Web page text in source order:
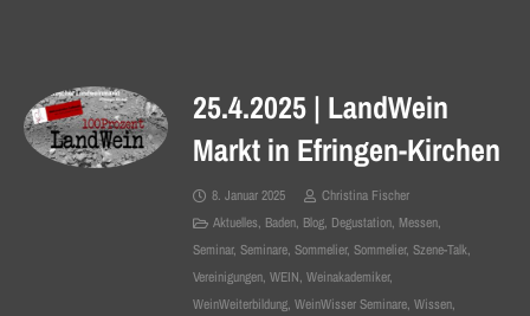
25.4.2025 | LandWein
Markt in Efringen-Kirchen
8. Januar 2025
Christina Fischer
Aktuelles, Baden, Blog, Degustation, Messen,
Seminar, Seminare, Sommelier, Sommelier, Szene-Talk,
Vereinigungen, WEIN, Weinakademiker,
WeinWeiterbildung, WeinWisser Seminare, Wissen,